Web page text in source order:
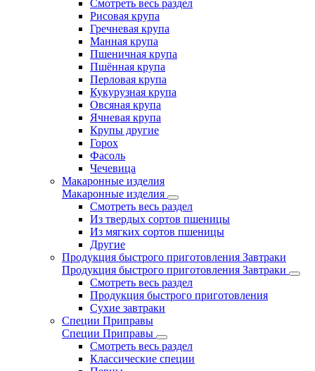
Смотреть весь раздел
Рисовая крупа
Гречневая крупа
Манная крупа
Пшеничная крупа
Пшённая крупа
Перловая крупа
Кукурузная крупа
Овсяная крупа
Ячневая крупа
Крупы другие
Горох
Фасоль
Чечевица
Макаронные изделия
Макаронные изделия
Смотреть весь раздел
Из твердых сортов пшеницы
Из мягких сортов пшеницы
Другие
Продукция быстрого приготовления Завтраки
Продукция быстрого приготовления Завтраки
Смотреть весь раздел
Продукция быстрого приготовления
Сухие завтраки
Специи Приправы
Специи Приправы
Смотреть весь раздел
Классические специи